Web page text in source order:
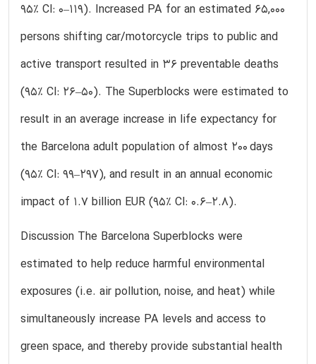
95% CI: 0–119). Increased PA for an estimated 65,000
persons shifting car/motorcycle trips to public and
active transport resulted in 36 preventable deaths
(95% CI: 26–50). The Superblocks were estimated to
result in an average increase in life expectancy for
the Barcelona adult population of almost 200 days
(95% CI: 99–297), and result in an annual economic
impact of 1.7 billion EUR (95% CI: 0.6–2.8).
Discussion The Barcelona Superblocks were
estimated to help reduce harmful environmental
exposures (i.e. air pollution, noise, and heat) while
simultaneously increase PA levels and access to
green space, and thereby provide substantial health